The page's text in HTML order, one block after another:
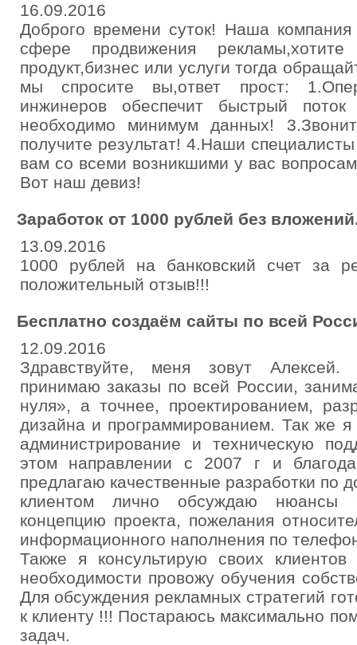
16.09.2016
Доброго времени суток! Наша
сфере продвижения рекламы,хотите
продукт,бизнес или услуги тогда
мы спросите вы,ответ прост:
инжинеров обеспечит быстрый
необходимо минимум данных!
получите результат! 4.Наши
вам со всеми возникшими у вас
Вот наш девиз!
Заработок от 1000 рублей без
13.09.2016
1000 рублей на банковский счет за
положительный отзыв!!!
Бесплатно создаём сайты по всей
12.09.2016
Здравствуйте, меня зовут
принимаю заказы по всей России,
нуля», а точнее, проектированием,
дизайна и программированием. Так же
администрирование и техническую
этом направлении с 2007 г и
предлагаю качественные разработки по
клиентом лично обсуждаю нюансы
концепцию проекта, пожелания
информационного наполнения по
Также я консультирую своих
необходимости провожу обучения
Для обсуждения рекламных стратегий
к клиенту !!! Постараюсь максимально
задач.